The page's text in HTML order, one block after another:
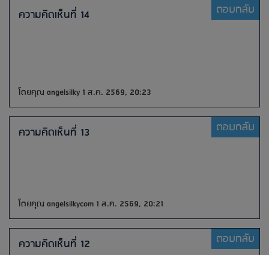
ความคิดเห็นที่ 14 ตอบกลับ
โดยคุณ angelsilky 1 ส.ค. 2569, 20:23
ความคิดเห็นที่ 13 ตอบกลับ
โดยคุณ angelsilkycom 1 ส.ค. 2569, 20:21
ความคิดเห็นที่ 12 ตอบกลับ